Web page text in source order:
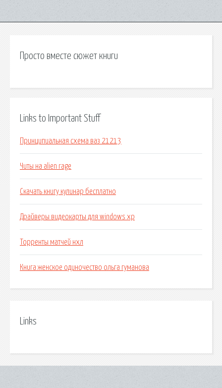
Просто вместе сюжет книги
Links to Important Stuff
Принципиальная схема ваз 21213
Читы на alien rage
Скачать книгу кулинар бесплатно
Драйверы видеокарты для windows xp
Торренты матчей нхл
Книга женское одиночество ольга гуманова
Links